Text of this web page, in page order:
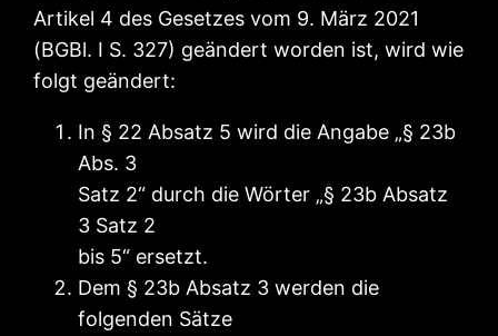
Artikel 4 des Gesetzes vom 9. März 2021
(BGBl. I S. 327) geändert worden ist, wird wie
folgt geändert:
In § 22 Absatz 5 wird die Angabe „§ 23b
Abs. 3
Satz 2“ durch die Wörter „§ 23b Absatz
3 Satz 2
bis 5“ ersetzt.
Dem § 23b Absatz 3 werden die
folgenden Sätze